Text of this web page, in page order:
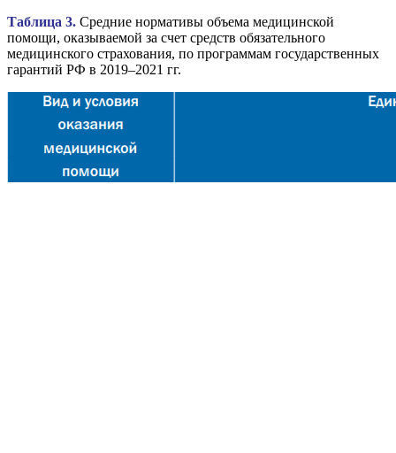
Таблица 3. Средние нормативы объема медицинской
помощи, оказываемой за счет средств обязательного
медицинского страхования, по программам государственных
гарантий РФ в 2019–2021 гг.